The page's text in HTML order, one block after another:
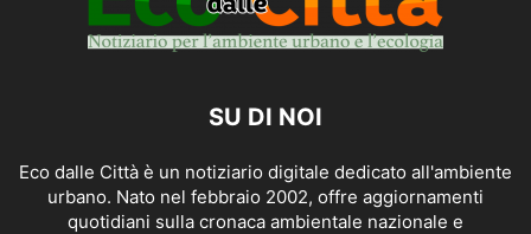
SU DI NOI
Eco dalle Città è un notiziario digitale dedicato all'ambiente
urbano. Nato nel febbraio 2002, offre aggiornamenti
quotidiani sulla cronaca ambientale nazionale e